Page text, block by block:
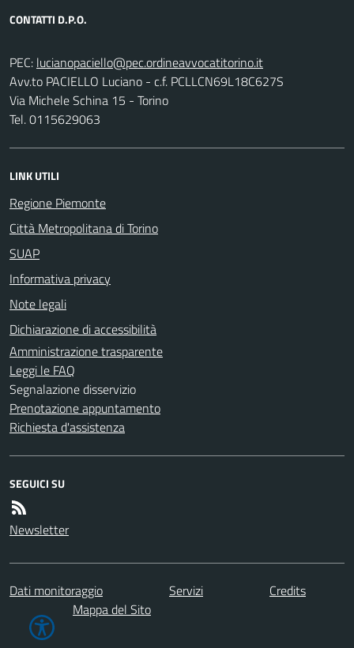
CONTATTI D.P.O.
PEC:
Avv.to PACIELLO Luciano - c.f. PCLLCN69L18C627S
Via Michele Schina 15 - Torino
Tel. 0115629063
LINK UTILI
Regione Piemonte
Città Metropolitana di Torino
SUAP
Informativa privacy
Note legali
Dichiarazione di accessibilità
Amministrazione trasparente
Leggi le FAQ
Segnalazione disservizio
Prenotazione appuntamento
Richiesta d'assistenza
SEGUICI SU
Newsletter
Dati monitoraggio Servizi
Credits
Mappa del Sito